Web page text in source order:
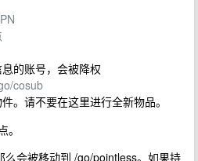
的账号，会被降权
cosub
。请不要在这里进行全新物品。
会被移动到 /go/pointless。如果持